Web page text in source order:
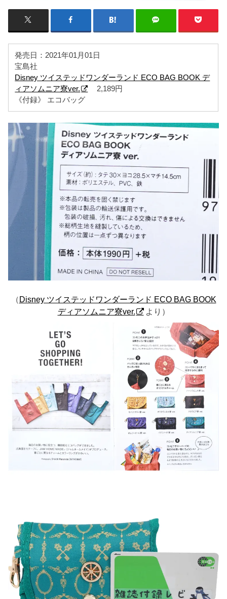
発売日：2021年01月01日
宝島社
Disney ツイステッドワンダーランド ECO BAG BOOK デ
ィアソムニア寮ver.
2,189円
《付録》 エコバッグ
（Disney ツイステッドワンダーランド ECO BAG BOOK
ディアソムニア寮ver.
より）